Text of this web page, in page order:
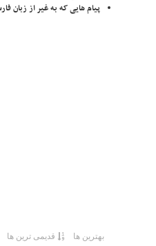
پیام هایی که به غیر از زبان